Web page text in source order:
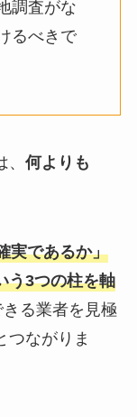
調査がな
るべきで
何よりも
実であるか」
う3つの柱を軸
る業者を見極
つながりま